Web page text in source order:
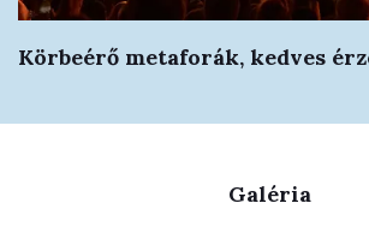
Körbeérő metaforák, kedves
Galéria